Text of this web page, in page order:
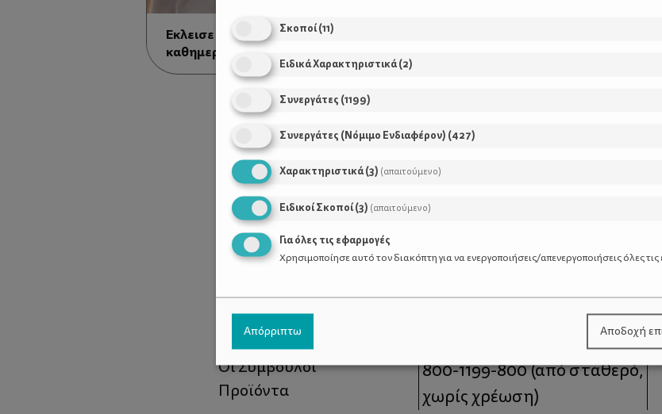
Έκλεισε τα τέσσερα - Τι αλλάζει στην
καθημερινότητα σας
Χρήσιμοι Σύνδεσμοι
Τι είναι το ΔΕΛΤΑ moms
Οι Σύμβουλοι
Προϊόντα
Τηλέφωνο Επικοινωνίας:
800-1199-800(από σταθερό,
χωρίς χρέωση)
Σκοποί(11)
Ειδικά Χαρακτηριστικά(2)
Συνεργάτες (1199)
Συνεργάτες (Νόμιμο Ενδιαφέρον) (427)
Χαρακτηριστικά(3) (απαιτούμενο)
Ειδικοί Σκοποί(3) (απαιτούμενο)
Για όλες τις εφαρμογές
Χρησιμοποίησε αυτό τον διακόπτη για να ενεργοποιήσεις/απενεργοποιήσεις όλες
Απόρριπτω Αποδοχή